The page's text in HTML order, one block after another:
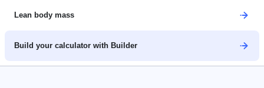
Lean body mass
Build your calculator with Builder